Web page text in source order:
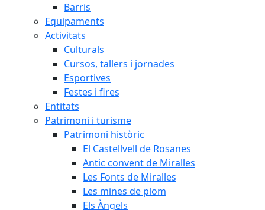
Barris
Equipaments
Activitats
Culturals
Cursos, tallers i jornades
Esportives
Festes i fires
Entitats
Patrimoni i turisme
Patrimoni històric
El Castellvell de Rosanes
Antic convent de Miralles
Les Fonts de Miralles
Les mines de plom
Els Àngels